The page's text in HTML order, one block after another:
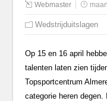
Webmaster
Wedstrijduitslagen
Op 15 en 16 april
talenten laten zien
Topsportcentrum
categorie heren